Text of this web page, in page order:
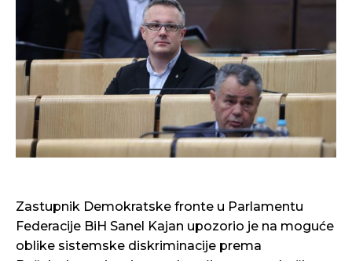
Zastupnik Demokratske fronte u Parlamentu
Federacije BiH Sanel Kajan upozorio je na moguće
oblike sistemske diskriminacije prema